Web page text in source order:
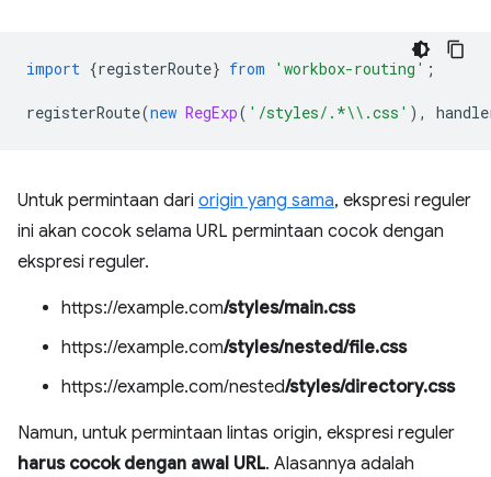
import {registerRoute} from 'workbox-routing' ;
registerRoute(new RegExp( '/styles/.*\\.css' ),
Untuk permintaan dari origin yang sama, ekspresi reguler
ini akan cocok selama URL permintaan cocok dengan
ekspresi reguler.
https://example.com/styles/main.css
https://example.com/styles/nested/file.css
https://example.com/nested/styles/directory.css
Namun, untuk permintaan lintas origin, ekspresi reguler
harus cocok dengan awal URL. Alasannya adalah